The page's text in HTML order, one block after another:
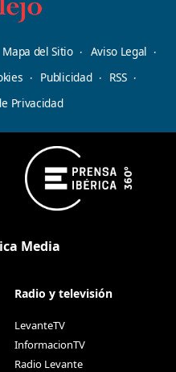
Mapa del Sitio
Aviso Legal
Publicidad
RSS
Privacidad
Media
Radio y televisión
LevanteTV
InformacionTV
Radio Levante